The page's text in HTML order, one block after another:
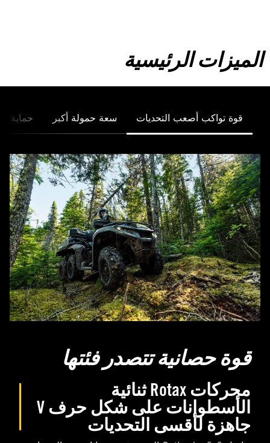
الميزات الرئيسية
قوة تواكب أصعب التحديات سعة حمولة أكبر حماية
قوة حصانية تتصدر فئتها
محركات Rotax ثنائية
الأسطوانات على شكل حرف V
جاهزة لأقسى التحديات